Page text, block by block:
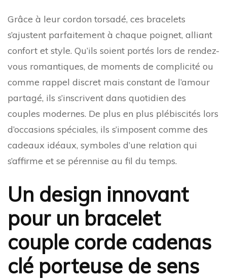
Grâce à leur cordon torsadé, ces bracelets
s’ajustent parfaitement à chaque poignet, alliant
confort et style. Qu’ils soient portés lors de rendez-
vous romantiques, de moments de complicité ou
comme rappel discret mais constant de l’amour
partagé, ils s’inscrivent dans quotidien des
couples modernes. De plus en plus plébiscités lors
d’occasions spéciales, ils s’imposent comme des
cadeaux idéaux, symboles d’une relation qui
s’affirme et se pérennise au fil du temps.
Un design innovant
pour un bracelet
couple corde cadenas
clé porteuse de sens